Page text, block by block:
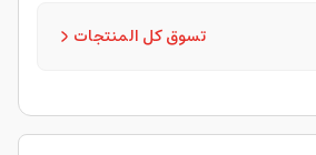
تسوق كل المنتجات